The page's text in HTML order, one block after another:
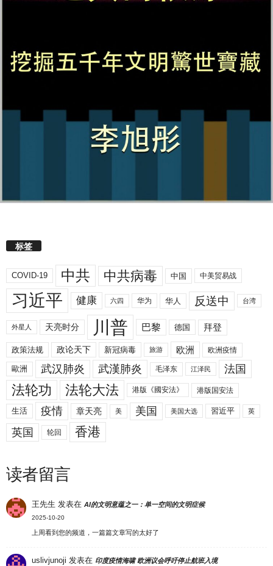
标签
COVID-19 中共 中共病毒 中国 中美贸易战
习近平 健康 六四 华为 华人 反送中 台湾
外星人 天亮时分 川普 巴黎 德国 拜登
政策法规 政论天下 新冠病毒 旅游 欧洲 欧洲疫情
歐洲 武汉肺炎 武漢肺炎 毛泽东 江泽民 法国
法轮功 法轮大法 港版《國安法》 港版国安法
生活 疫情 章天亮 美 美国 美国大选 習近平 英
英国 轮回 香港
读者留言
王先生 发表在AI的文明意蕴之一：单一空间的文明症候
2025-10-20
上周看到您的频道，一篇篇文章写的太好了
uslivjunoji 发表在 印度疫情海啸 欧洲议会呼吁停止航班入境